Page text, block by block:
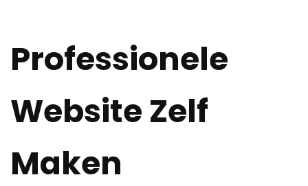
Professionele
Website Zelf
Maken